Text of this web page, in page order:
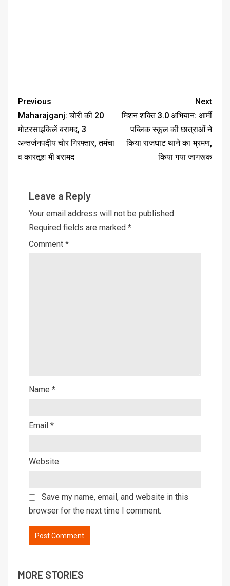
Previous
Maharajganj: चोरी की 20
मोटरसाइकिलें बरामद, 3
अन्तर्जनपदीय चोर गिरफ्तार, तमंचा
व कारतूश भी बरामद
Next
मिशन शक्ति 3.0 अभियान: आर्मी
पब्लिक स्कूल की छात्राओं ने
किया राजघाट थाने का भ्रमण,
किया गया जागरूक
Leave a Reply
Your email address will not be published.
Required fields are marked *
Comment *
Name *
Email *
Website
Save my name, email, and website in this
browser for the next time I comment.
MORE STORIES